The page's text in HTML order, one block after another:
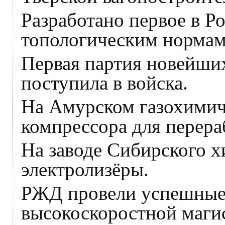
Разработано первое в
топологическим
Первая партия
поступила в войска.
На Амурском
компрессора для
На заводе Сибирского
электролизёры.
РЖД провели успешные
высокоскоростной